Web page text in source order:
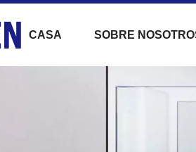
CASA SOBRE